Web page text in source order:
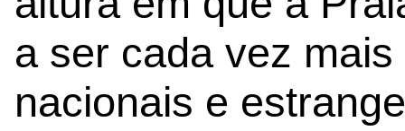
a ser cada vez
nacionais e